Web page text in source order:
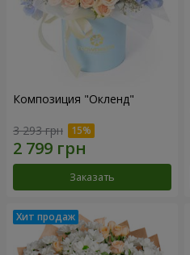
Композиция "Окленд"
3 293 грн
Заказать